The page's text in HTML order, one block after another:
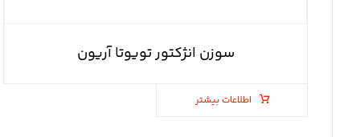
سوزن انژکتور تویوتا آریون
اطلاعات بیشتر